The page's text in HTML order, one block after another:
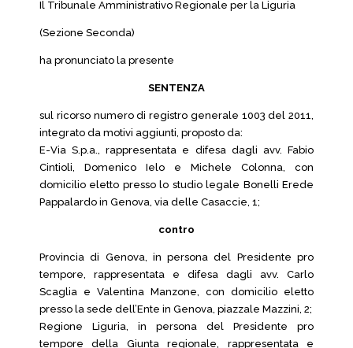
Il Tribunale Amministrativo Regionale per la Liguria
(Sezione Seconda)
ha pronunciato la presente
SENTENZA
sul ricorso numero di registro generale 1003 del 2011,
integrato da motivi aggiunti, proposto da:
E-Via S.p.a., rappresentata e difesa dagli avv. Fabio
Cintioli, Domenico Ielo e Michele Colonna, con
domicilio eletto presso lo studio legale Bonelli Erede
Pappalardo in Genova, via delle Casaccie, 1;
contro
Provincia di Genova, in persona del Presidente pro
tempore, rappresentata e difesa dagli avv. Carlo
Scaglia e Valentina Manzone, con domicilio eletto
presso la sede dell’Ente in Genova, piazzale Mazzini, 2;
Regione Liguria, in persona del Presidente pro
tempore della Giunta regionale, rappresentata e